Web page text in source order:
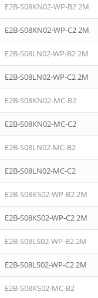
E2B-S08KN02-WP-B2 2M
E2B-S08KN02-WP-C2 2M
E2B-S08LN02-WP-B2 2M
E2B-S08LN02-WP-C2 2M
E2B-S08KN02-MC-B2
E2B-S08KN02-MC-C2
E2B-S08LN02-MC-B2
E2B-S08LN02-MC-C2
E2B-S08KS02-WP-B2 2M
E2B-S08KS02-WP-C2 2M
E2B-S08LS02-WP-B2 2M
E2B-S08LS02-WP-C2 2M
E2B-S08KS02-MC-B2